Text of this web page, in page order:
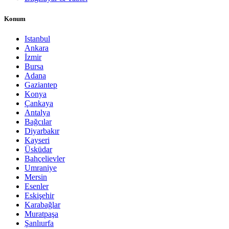
Konum
Istanbul
Ankara
İzmir
Bursa
Adana
Gaziantep
Konya
Çankaya
Antalya
Bağcılar
Diyarbakır
Kayseri
Üsküdar
Bahçelievler
Umraniye
Mersin
Esenler
Eskişehir
Karabağlar
Muratpaşa
Şanlıurfa